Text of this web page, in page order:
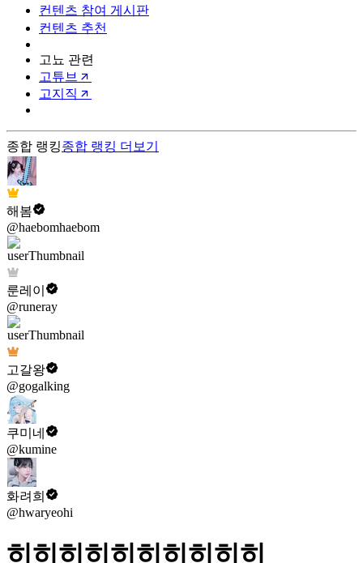
컨텐츠 참여 게시판
컨텐츠 추천
고뇨 관련
고튜브
고지직
종합 랭킹종합 랭킹 더보기
해봄
@haebomhaebom
룬레이
@runeray
고갈왕
@gogalking
쿠미네
@kumine
화려희
@hwaryeohi
히히히히히히히히히히